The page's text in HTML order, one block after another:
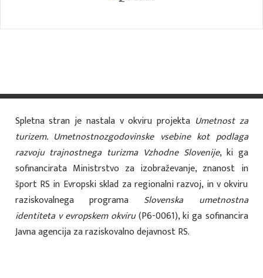
Spletna stran je nastala v okviru projekta Umetnost za
turizem. Umetnostnozgodovinske vsebine kot podlaga
razvoju trajnostnega turizma Vzhodne Slovenije, ki ga
sofinancirata Ministrstvo za izobraževanje, znanost in
šport RS in Evropski sklad za regionalni razvoj, in v okviru
raziskovalnega programa Slovenska umetnostna
identiteta v evropskem okviru(P6-0061), ki ga sofinancira
Javna agencija za raziskovalno dejavnost RS.